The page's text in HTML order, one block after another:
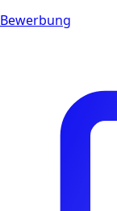
Bewerbung